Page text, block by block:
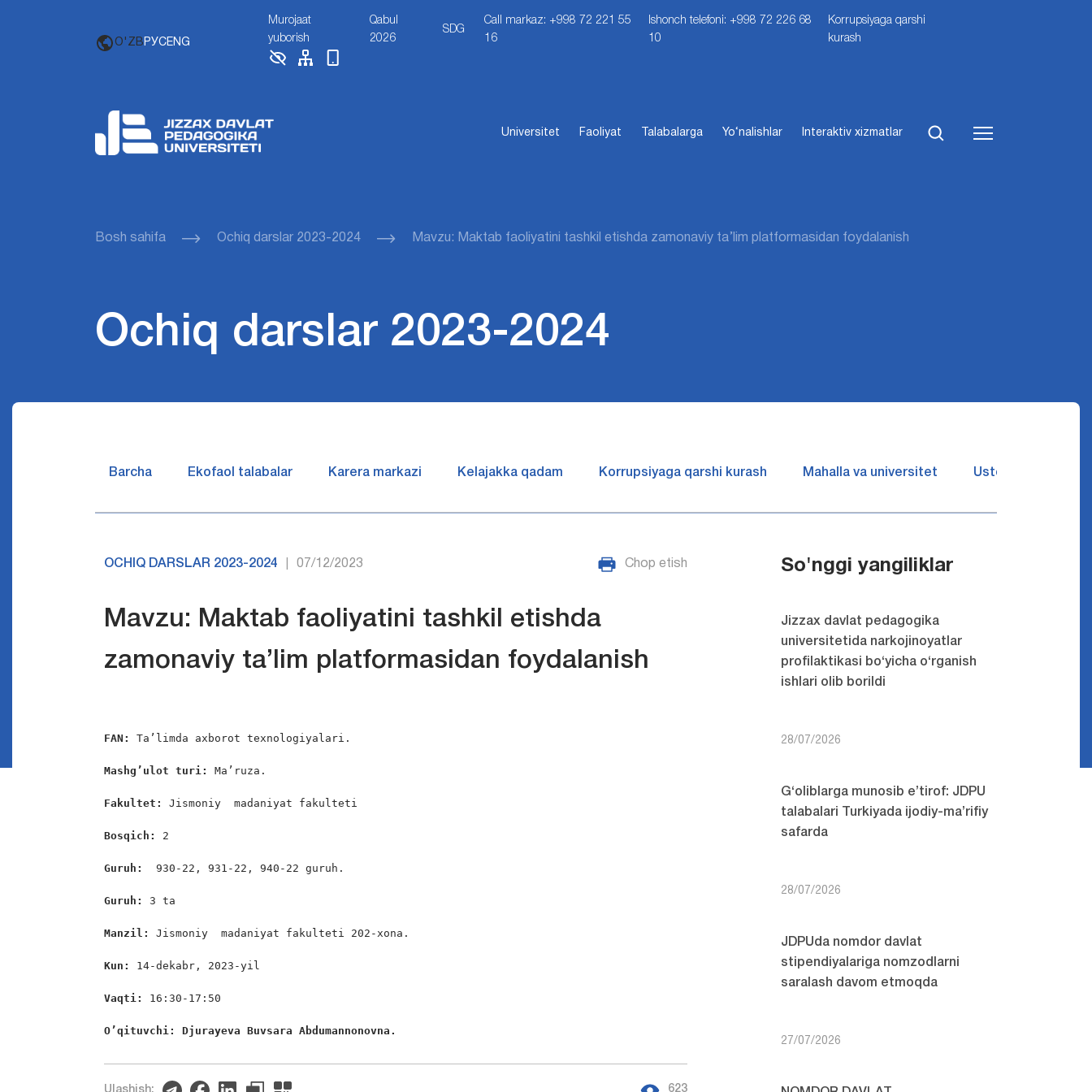
O'ZB РУСENG
Murojaat
yuborish
Qabul
2026
SDG
Call markaz: +998 72 221 55
16
Ishonch telefoni: +998 72 226 68
10
Korrupsiyaga qarshi
kurash
Universitet Faoliyat Talabalarga Yo‘nalishlar Interaktiv xizmatlar
Bosh sahifa Ochiq darslar 2023-2024 Mavzu: Maktab faoliyatini tashkil etishda zamonaviy ta’lim platformasidan foydalanish
Ochiq darslar 2023-2024
Barcha Ekofaol talabalar Karera markazi Kelajakka qadam Korrupsiyaga qarshi kurash Mahalla va universitet Ustozlar suhbatin
OCHIQ DARSLAR 2023-2024 07/12/2023 Chop etish
Mavzu: Maktab faoliyatini tashkil etishda
zamonaviy ta’lim platformasidan foydalanish
FAN: Ta’limda axborot texnologiyalari.
Mashg’ulot turi: Ma’ruza.
Fakultet: Jismoniy  madaniyat fakulteti
Bosqich: 2
Guruh: 930-22, 931-22, 940-22 guruh.
Guruh: 3 ta
Manzil: Jismoniy  madaniyat fakulteti 202-xona.
Kun: 14-dekabr, 2023-yil
Vaqti: 16:30-17:50
O’qituvchi: Djurayeva Buvsara Abdumannonovna.
623
So'nggi yangiliklar
Jizzax davlat pedagogika
universitetida narkojinoyatlar
profilaktikasi bo‘yicha o‘rganish
ishlari olib borildi
28/07/2026
G‘oliblarga munosib e’tirof: JDPU
talabalari Turkiyada ijodiy-ma’rifiy
safarda
28/07/2026
JDPUda nomdor davlat
stipendiyalariga nomzodlarni
saralash davom etmoqda
27/07/2026